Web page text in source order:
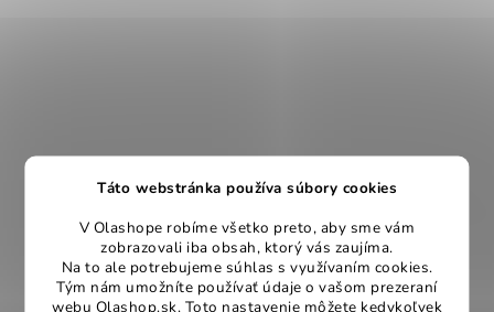
Táto webstránka používa súbory cookies
V Olashope robíme všetko preto, aby sme vám
zobrazovali iba obsah, ktorý vás zaujíma.
Na to ale potrebujeme súhlas s využívaním cookies.
Tým nám umožníte používať údaje o vašom prezeraní
webu Olashop.sk. Toto nastavenie môžete kedykoľvek